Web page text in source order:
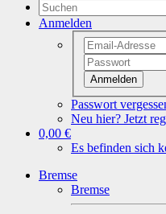
Anmelden
Anmelden
Passwort
Neu hier? Jetzt
0,00 €
Es befinden sich
Bremse
Bremse